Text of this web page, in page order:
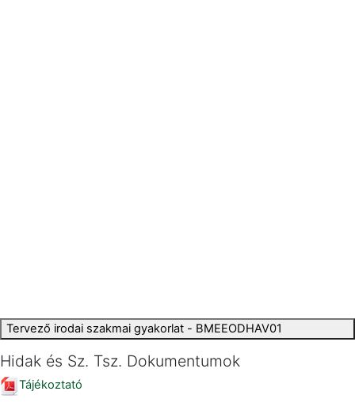
Tervező irodai szakmai gyakorlat - BMEEODHAV01
Hidak és Sz. Tsz. Dokumentumok
Tájékoztató